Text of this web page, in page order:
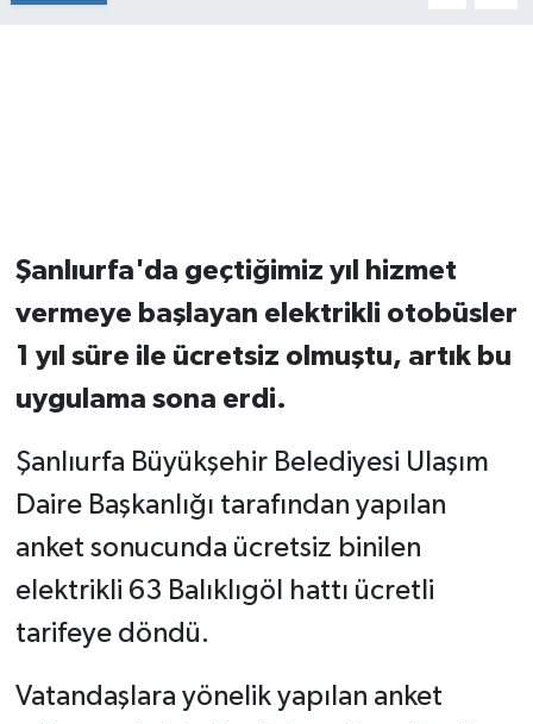
Şanlıurfa'da geçtiğimiz yıl hizmet
vermeye başlayan elektrikli otobüsler
1 yıl süre ile ücretsiz olmuştu, artık bu
uygulama sona erdi.
Şanlıurfa Büyükşehir Belediyesi Ulaşım
Daire Başkanlığı tarafından yapılan
anket sonucunda ücretsiz binilen
elektrikli 63 Balıklıgöl hattı ücretli
tarifeye döndü.
Vatandaşlara yönelik yapılan anket